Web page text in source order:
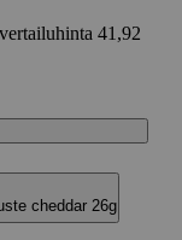
vertailuhinta 41,92
cheddar 26g